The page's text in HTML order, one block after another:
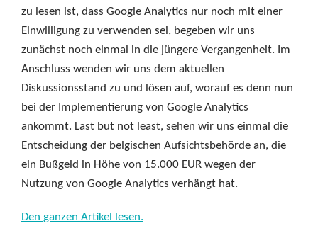
zu lesen ist, dass Google Analytics nur noch mit einer
Einwilligung zu verwenden sei, begeben wir uns
zunächst noch einmal in die jüngere Vergangenheit. Im
Anschluss wenden wir uns dem aktuellen
Diskussionsstand zu und lösen auf, worauf es denn nun
bei der Implementierung von Google Analytics
ankommt. Last but not least, sehen wir uns einmal die
Entscheidung der belgischen Aufsichtsbehörde an, die
ein Bußgeld in Höhe von 15.000 EUR wegen der
Nutzung von Google Analytics verhängt hat.
Den ganzen Artikel lesen.